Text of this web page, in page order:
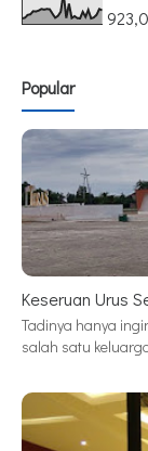
Popular
Keseruan Urus
Tadinya hanya
salah satu